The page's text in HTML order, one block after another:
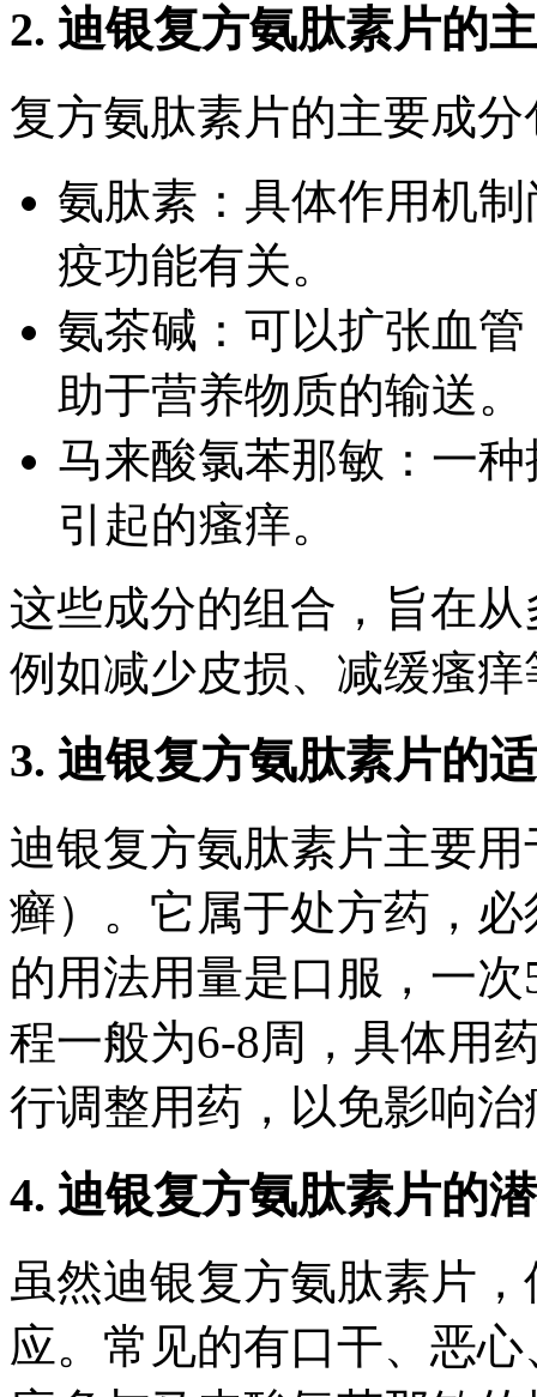
2. 迪银复方氨肽素片的
复方氨肽素片的主要成分
氨肽素：具体作用机
疫功能有关。
氨茶碱：可以扩张血
助于营养物质的输送。
马来酸氯苯那敏：一
引起的瘙痒。
这些成分的组合，旨在
例如减少皮损、减缓瘙痒
3. 迪银复方氨肽素片的
迪银复方氨肽素片主要
癣）。它属于处方药，
的用法用量是口服，一
程一般为6-8周，具体用
行调整用药，以免影响
4. 迪银复方氨肽素片的
虽然迪银复方氨肽素片
应。常见的有口干、恶